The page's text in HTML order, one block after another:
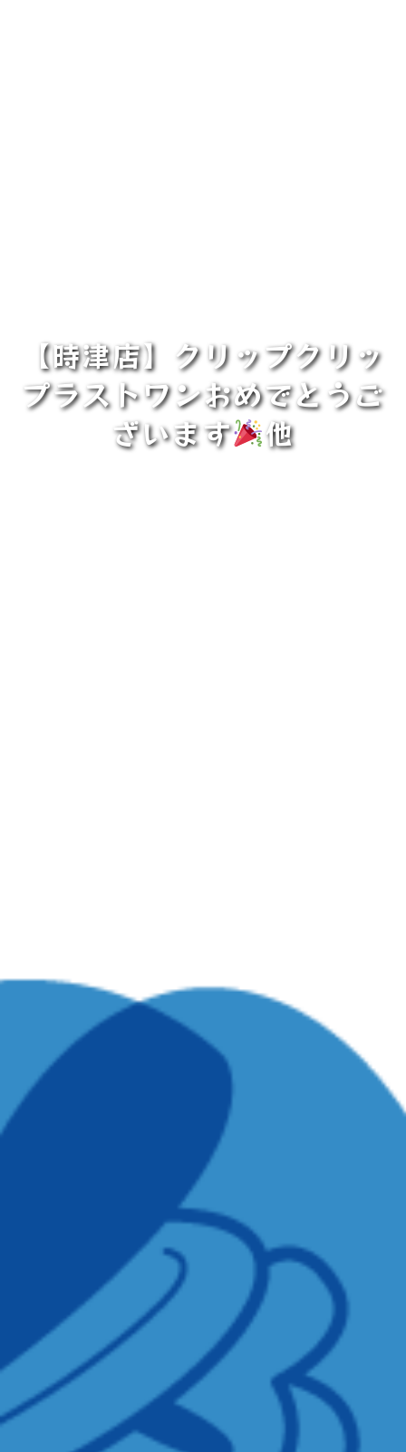
【時津店】クリップクリッ
プラストワンおめでとうご
ざいます
他